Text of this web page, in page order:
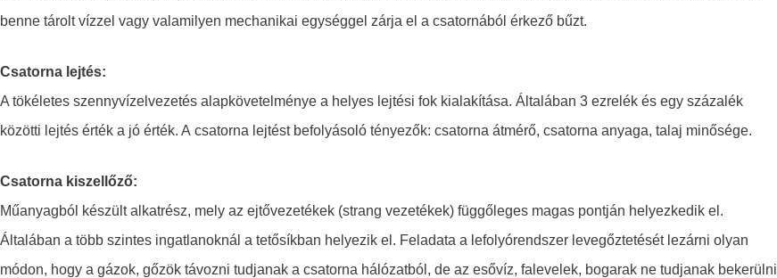
benne tárolt vízzel vagy valamilyen mechanikai egységgel zárja el a csatornából érkező bűzt.
Csatorna lejtés:
A tökéletes szennyvízelvezetés alapkövetelménye a helyes lejtési fok kialakítása. Általában 3 ezrelék és egy százalék
közötti lejtés érték a jó érték. A csatorna lejtést befolyásoló tényezők: csatorna átmérő, csatorna anyaga, talaj minősége.
Csatorna kiszellőző:
Műanyagból készült alkatrész, mely az ejtővezetékek (strang vezetékek) függőleges magas pontján helyezkedik el.
Általában a több szintes ingatlanoknál a tetősíkban helyezik el. Feladata a lefolyórendszer levegőztetését lezárni olyan
módon, hogy a gázok, gőzök távozni tudjanak a csatorna hálózatból, de az esővíz, falevelek, bogarak ne tudjanak bekerülni